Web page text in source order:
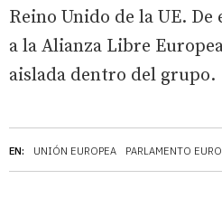
EN: UNIÓN EUROPEA PARLAMENTO
Reino Unido de la UE.
a la Alianza Libre
aislada dentro del grupo.